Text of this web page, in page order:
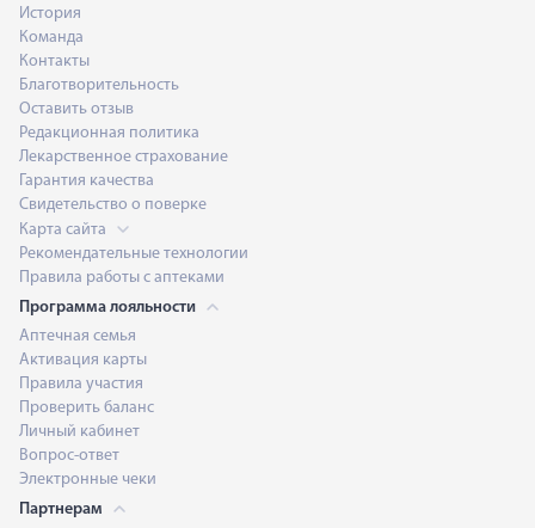
История
Команда
Контакты
Благотворительность
Оставить отзыв
Редакционная политика
Лекарственное страхование
Гарантия качества
Свидетельство о поверке
Карта сайта
Рекомендательные технологии
Правила работы с аптеками
Программа лояльности
Аптечная семья
Активация карты
Правила участия
Проверить баланс
Личный кабинет
Вопрос-ответ
Электронные чеки
Партнерам